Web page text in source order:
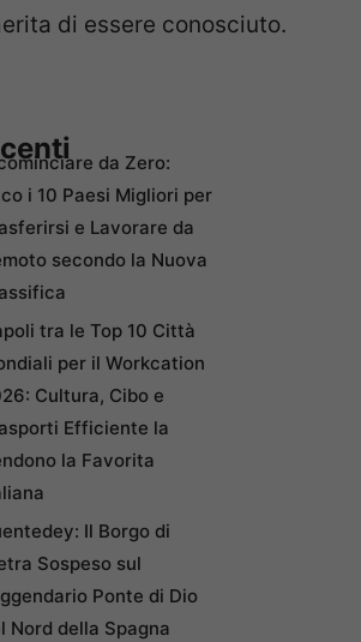
di essere conosciuto.
da Zero:
i 10 Paesi Migliori per
e Lavorare da
secondo la Nuova
tra le Top 10 Città
per il Workcation
Cultura, Cibo e
Efficiente la
la Favorita
Il Borgo di
Sospeso sul
Ponte di Dio
Nord della Spagna